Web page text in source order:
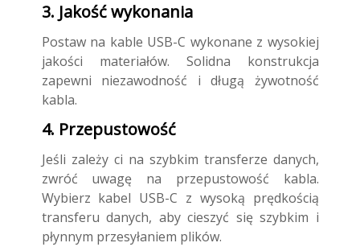
3. Jakość wykonania
Postaw na kable USB-C wykonane z wysokiej
jakości materiałów. Solidna konstrukcja
zapewni niezawodność i długą żywotność
kabla.
4. Przepustowość
Jeśli zależy ci na szybkim transferze danych,
zwróć uwagę na przepustowość kabla.
Wybierz kabel USB-C z wysoką prędkością
transferu danych, aby cieszyć się szybkim i
płynnym przesyłaniem plików.